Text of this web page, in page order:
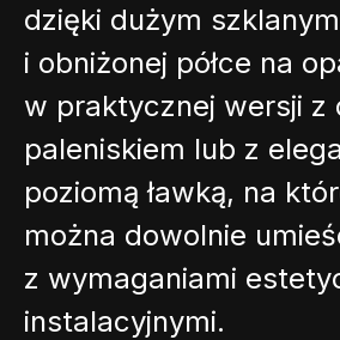
dzięki dużym
i obniżonej półce na
w praktycznej wersji z
paleniskiem lub z
poziomą ławką, na
można dowolnie
z wymaganiami
instalacyjnymi.